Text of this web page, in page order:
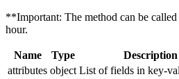
**Important: The method can be
hour.
Name Type
Description
attributes object List of fields in key-